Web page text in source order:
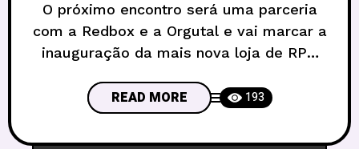
O próximo encontro será uma parceria
com a Redbox e a Orgutal e vai marcar a
inauguração da mais nova loja de RPG
do Mr. Pop, um dos escritores do RPG
Old Dragon, com vários sorteios de
brindes e surpresas, além de nossas
READ MORE 193